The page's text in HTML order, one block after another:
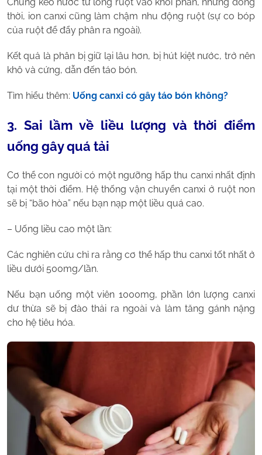
thời, ion canxi cũng làm chậm nhu động ruột (sự co bóp
của ruột để đẩy phân ra ngoài).
Kết quả là phân bị giữ lại lâu hơn, bị hút kiệt nước, trở nên
khô và cứng, dẫn đến táo bón.
Tìm hiểu thêm: Uống canxi có gây táo bón không?
3. Sai lầm về liều lượng và thời điểm
uống gây quá tải
Cơ thể con người có một ngưỡng hấp thu canxi nhất định
tại một thời điểm. Hệ thống vận chuyển canxi ở ruột non
sẽ bị “bão hòa” nếu bạn nạp một liều quá cao.
– Uống liều cao một lần:
Các nghiên cứu chỉ ra rằng cơ thể hấp thu canxi tốt nhất ở
liều dưới 500mg/lần.
Nếu bạn uống một viên 1000mg, phần lớn lượng canxi
dư thừa sẽ bị đào thải ra ngoài và làm tăng gánh nặng
cho hệ tiêu hóa.